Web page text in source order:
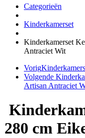
Categorieën
Kinderkamerset
Kinderkamerset
Antraciet Wit
Vorig
Volgende
Artisan Antraciet
280 cm